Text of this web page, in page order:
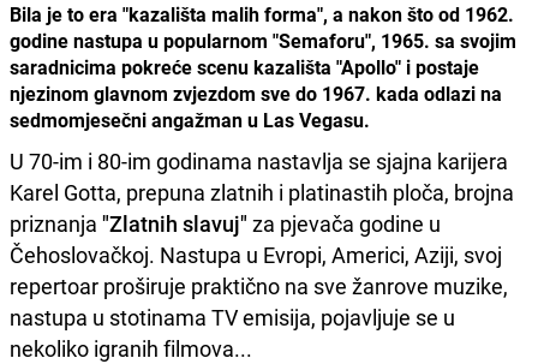
Bila je to era "kazališta malih forma", a nakon što od 1962.
godine nastupa u popularnom "Semaforu", 1965. sa svojim
saradnicima pokreće scenu kazališta "Apollo" i postaje
njezinom glavnom zvjezdom sve do 1967. kada odlazi na
sedmomjesečni angažman u Las Vegasu.
U 70-­im i 80-­im godinama nastavlja se sjajna karijera
Karel Gotta, prepuna zlatnih i platinastih ploča, brojna
priznanja "Zlatnih slavuj" za pjevača godine u
Čehoslovačkoj. Nastupa u Evropi, Americi, Aziji, svoj
repertoar proširuje praktično na sve žanrove muzike,
nastupa u stotinama TV emisija, pojavljuje se u
nekoliko igranih filmova...